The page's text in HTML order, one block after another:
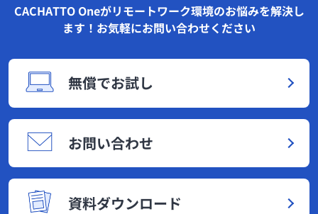
CACHATTO Oneがリモートワーク環境のお悩みを解決し
ます！お気軽にお問い合わせください
無償でお試し
お問い合わせ
資料ダウンロード